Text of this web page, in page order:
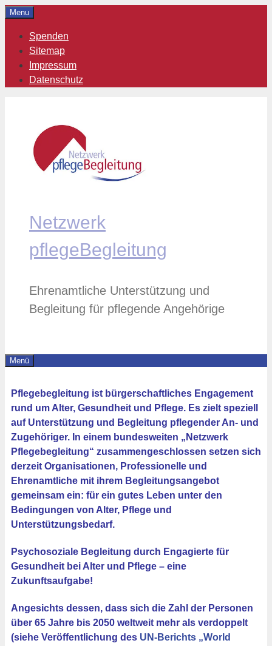
Zum
springen
Menu
Spenden
Sitemap
Impressum
Datenschutz
Netzwerk
pflegeBegleitung
Ehrenamtliche Unterstützung und
Begleitung für pflegende Angehörige
Menü
Pflegebegleitung ist bürgerschaftliches Engagement
rund um Alter, Gesundheit und Pflege. Es zielt speziell
auf Unterstützung und Begleitung pflegender An- und
Zugehöriger. In einem bundesweiten „Netzwerk
Pflegebegleitung“ zusammengeschlossen setzen sich
derzeit Organisationen, Professionelle und
Ehrenamtliche mit ihrem Begleitungsangebot
gemeinsam ein: für ein gutes Leben unter den
Bedingungen von Alter, Pflege und
Unterstützungsbedarf.
Psychosoziale Begleitung durch Engagierte für
Gesundheit bei Alter und Pflege – eine
Zukunftsaufgabe!
Angesichts dessen, dass sich die Zahl der Personen
über 65 Jahre bis 2050 weltweit mehr als verdoppelt
(siehe Veröffentlichung des UN-Berichts „World